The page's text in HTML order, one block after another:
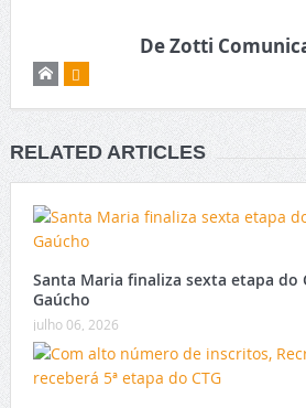
De Zotti
RELATED ARTICLES
Santa Maria finaliza sexta etapa do
Gaúcho
julho 06, 2026